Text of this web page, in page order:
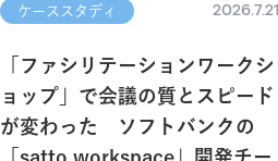
ケーススタディ 2026.7.21
「ファシリテーションワークシ
ョップ」で会議の質とスピード
が変わった ソフトバンクの
「satto workspace」開発チー